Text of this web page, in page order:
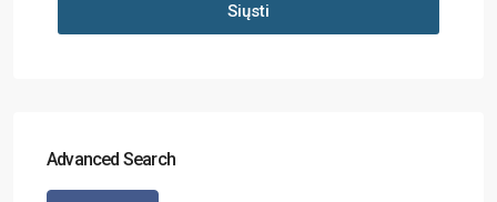
Siųsti
Advanced Search